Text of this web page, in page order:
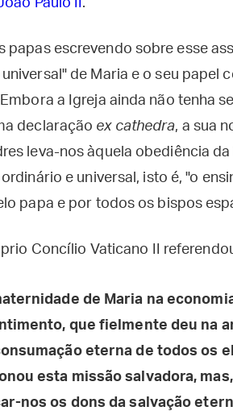
Paulo II .
papas escrevendo sobre esse
de Maria e o seu papel
a Igreja ainda não tenha
declaração ex cathedra, a sua
leva-nos àquela obediência
e universal, isto é, "o
papa e por todos os bispos
Concílio Vaticano II
de Maria na
que fielmente deu na
eterna de todos os
esta missão salvadora,
nos os dons da salvação